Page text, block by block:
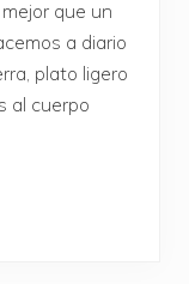
que un
a diario
plato ligero
al cuerpo